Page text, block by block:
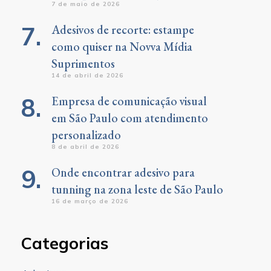
7 de maio de 2026
Adesivos de recorte: estampe
como quiser na Novva Mídia
Suprimentos
14 de abril de 2026
Empresa de comunicação visual
em São Paulo com atendimento
personalizado
8 de abril de 2026
Onde encontrar adesivo para
tunning na zona leste de São Paulo
16 de março de 2026
Categorias